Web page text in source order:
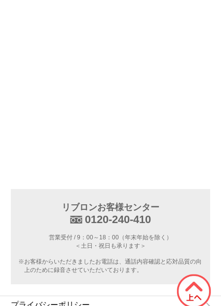
リブロンお客様センター
0120-240-410
営業受付 / 9：00～18：00（年末年始を除く）
＜土日・祝日も承ります＞
※お客様からいただきましたお電話は、通話内容確認と応対品質の向
上のために録音させていただいております。